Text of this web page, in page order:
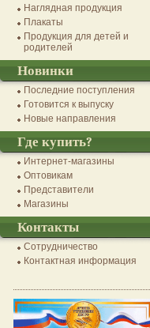
Наглядная продукция
Плакаты
Продукция для детей и
родителей
Новинки
Последние поступления
Готовится к выпуску
Новые направления
Где купить?
Интернет-магазины
Оптовикам
Представители
Магазины
Контакты
Сотрудничество
Контактная информация